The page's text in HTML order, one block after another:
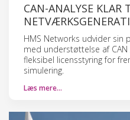
CAN-ANALYSE KLAR
HMS Networks udvider sin
med understøttelse af
fleksibel licensstyring for
simulering.
Læs mere…